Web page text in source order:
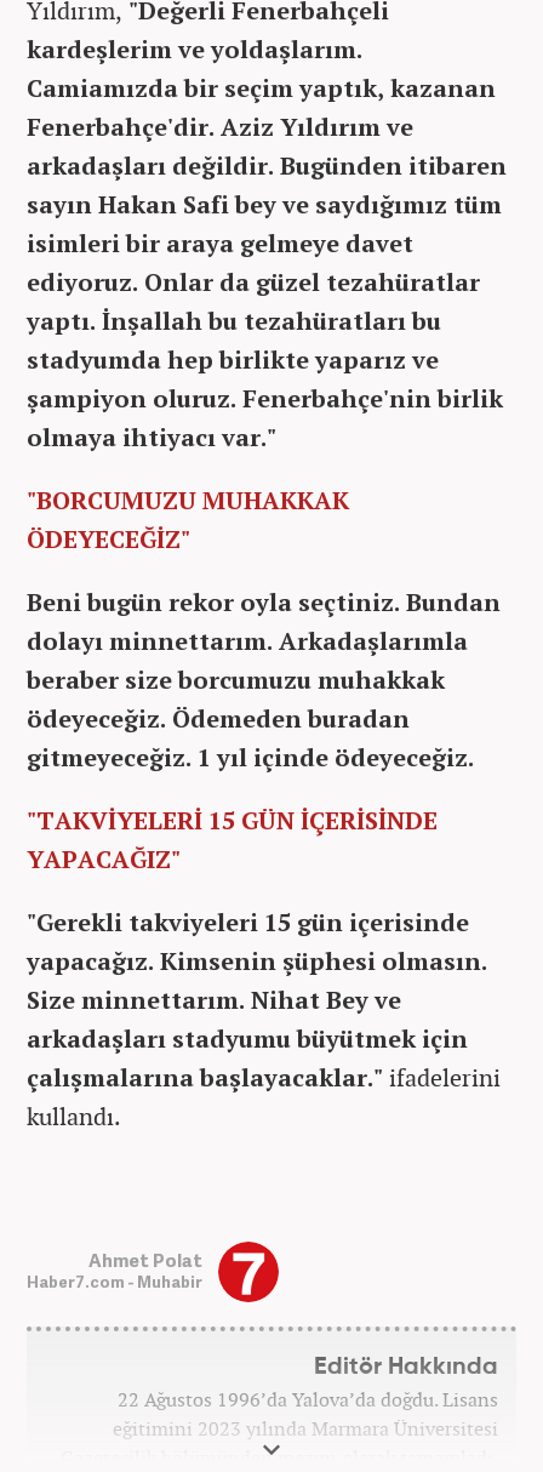
Yıldırım, "Değerli Fenerbahçeli
kardeşlerim ve yoldaşlarım.
Camiamızda bir seçim yaptık, kazanan
Fenerbahçe'dir. Aziz Yıldırım ve
arkadaşları değildir. Bugünden itibaren
sayın Hakan Safi bey ve saydığımız tüm
isimleri bir araya gelmeye davet
ediyoruz. Onlar da güzel tezahüratlar
yaptı. İnşallah bu tezahüratları bu
stadyumda hep birlikte yaparız ve
şampiyon oluruz. Fenerbahçe'nin birlik
olmaya ihtiyacı var."
"BORCUMUZU MUHAKKAK
ÖDEYECEĞİZ"
Beni bugün rekor oyla seçtiniz. Bundan
dolayı minnettarım. Arkadaşlarımla
beraber size borcumuzu muhakkak
ödeyeceğiz. Ödemeden buradan
gitmeyeceğiz. 1 yıl içinde ödeyeceğiz.
"TAKVİYELERİ 15 GÜN İÇERİSİNDE
YAPACAĞIZ"
"Gerekli takviyeleri 15 gün içerisinde
yapacağız. Kimsenin şüphesi olmasın.
Size minnettarım. Nihat Bey ve
arkadaşları stadyumu büyütmek için
çalışmalarına başlayacaklar." ifadelerini
kullandı.
Ahmet Polat
Haber7.com - Muhabir
Editör Hakkında
22 Ağustos 1996’da Yalova’da doğdu. Lisans
eğitimini 2023 yılında Marmara Üniversitesi
Gazetecilik bölümünden mezun olarak tamamladı.